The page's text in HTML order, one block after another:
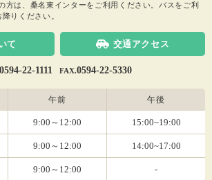
方は、桑名東インターをご利用ください。 バスをご利
りください。
て 交通アクセス
0594-22-1111 FAX.0594-22-5330
午前 午後
9:00～12:00 15:00~19:00
9:00～12:00 14:00~17:00
9:00～12:00 -